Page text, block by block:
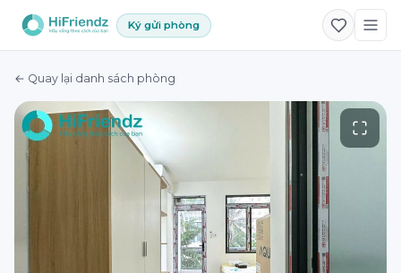
Ký gửi phòng
← Quay lại danh sách phòng